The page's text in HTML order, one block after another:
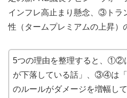
インフレ高止まり懸念、③トラ
性（タームプレミアムの上昇）
5つの理由を整理すると、①②
が下落している話」、③④は「
のルールがダメージを増幅し